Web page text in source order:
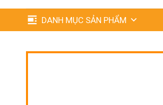
DANH MỤC SẢN PHẨM